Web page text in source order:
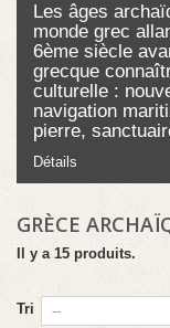
Les âges
monde grec
6ème siècle
grecque
culturelle :
navigation
pierre,
Détails
GRÈCE
Il y a 15 produits.
Tri